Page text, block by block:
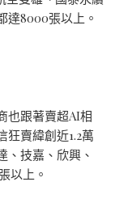
達8000張以上。
也跟著賣超AI相
狂賣緯創近1.2萬
、技嘉、欣興、
以上。